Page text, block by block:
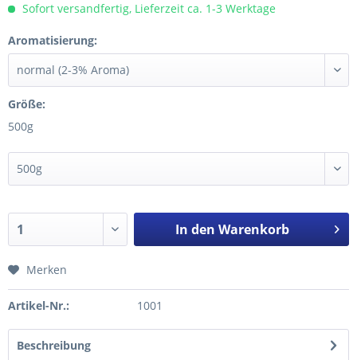
Sofort versandfertig, Lieferzeit ca. 1-3 Werktage
Aromatisierung:
Größe:
500g
In den Warenkorb
Merken
Artikel-Nr.: 1001
Beschreibung